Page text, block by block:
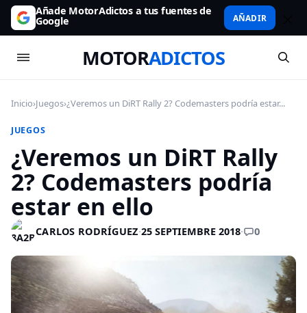
Añade MotorAdictos a tus fuentes de
Google AÑADIR
MOTORADICTOS
Inicio›Juegos›¿Veremos un DiRT Rally 2? Codemasters podría estar...
JUEGOS
¿Veremos un DiRT Rally
2? Codemasters podría
estar en ello
CARLOS RODRÍGUEZ·25 SEPTIEMBRE 2018· 0